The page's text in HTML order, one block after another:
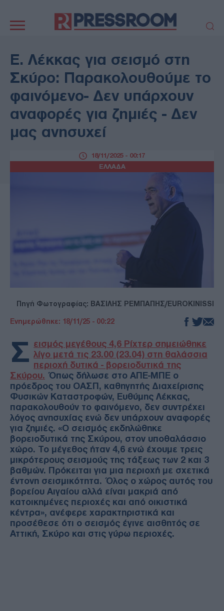
πλοήγηση
ΠΟΛΙΤΙΚΗ
ΕΛΛΑΔΑ
ΕΚΚΛΗΣΙΑ
ΑΜΥΝΑ
ΔΙΕΘΝΗ
ΚΥΠΡΟΣ
MEDIA
LIFESTYLE
SPORTS
ΤΕΧΝΟΛΟΓΙΑ
ΠΑΡΑΞΕΝΑ
ΖΩΔΙΑ
Ε. Λέκκας για σεισμό στη
Σκύρο: Παρακολουθούμε το
φαινόμενο- Δεν υπάρχουν
αναφορές για ζημιές - Δεν
μας ανησυχεί
ΕΛΛΑΔΑ
18/11/2025 - 00:17
Πηγή Φωτογραφίας: ΒΑΣΙΛΗΣ ΡΕΜΠΑΠΗΣ/EUROKINISSI
Ενημερώθηκε: 18/11/25 - 00:22
Σ εισμός μεγέθους 4,6 Ρίχτερ σημειώθηκε
λίγο μετά τις 23.00 (23.04) στη θαλάσσια
περιοχή δυτικά - βορειοδυτικά της
Σκύρου. Όπως δήλωσε στο ΑΠΕ-ΜΠΕ ο
πρόεδρος του ΟΑΣΠ, καθηγητής Διαχείρισης
Φυσικών Καταστροφών, Ευθύμης Λέκκας,
παρακολουθούν το φαινόμενο, δεν συντρέχει
λόγος ανησυχίας ενώ δεν υπάρχουν αναφορές
για ζημιές. «Ο σεισμός εκδηλώθηκε
βορειοδυτικά της Σκύρου, στον υποθαλάσσιο
χώρο. Το μέγεθος ήταν 4,6 ενώ έχουμε τρεις
μικρότερους σεισμούς της τάξεως των 2 και 3
βαθμών. Πρόκειται για μια περιοχή με σχετικά
έντονη σεισμικότητα. Όλος ο χώρος αυτός του
βορείου Αιγαίου αλλά είναι μακριά από
κατοικημένες περιοχές και από οικιστικά
κέντρα», ανέφερε χαρακτηριστικά και
προσέθεσε ότι ο σεισμός έγινε αισθητός σε
Αττική, Σκύρο και στις γύρω περιοχές.